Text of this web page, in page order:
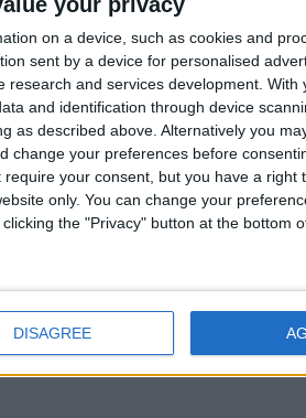
on a device, such as cookies and
sent by a device for personalised
and services development. With
and identification through device
as described above. Alternatively you
change your preferences before
your consent, but you have a right
only. You can change your
the "Privacy" button at the bottom
DISAGREE
Cevap yazmak için giriş